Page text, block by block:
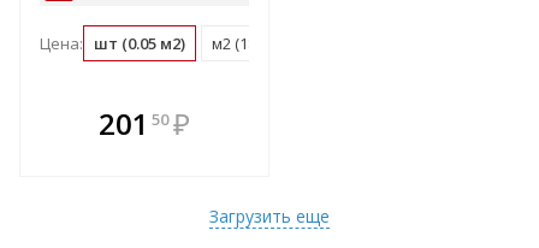
Цена: шт (0.05 м2) м2 (18.3 шт)
201 50 ₽
Загрузить еще